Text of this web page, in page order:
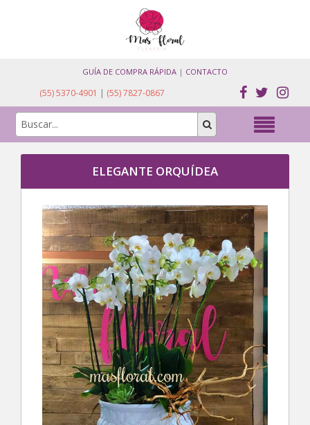
GUÍA DE COMPRA RÁPIDA | CONTACTO
(55) 5370-4901 | (55) 7827-0867
ELEGANTE ORQUÍDEA